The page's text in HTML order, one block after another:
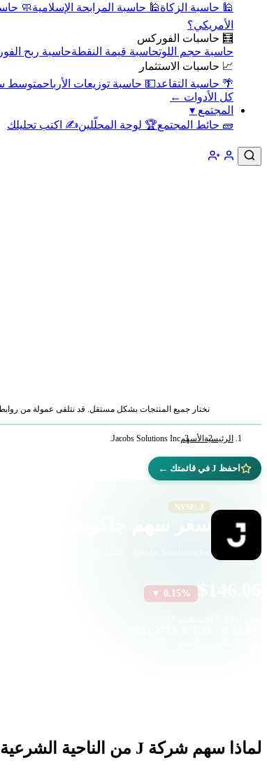
🕌 حاسبة الزكاة🕌 حاسبة المرابحة الإسلامية🧼
الأمريكي؟
🧮 حاسبات الفوركس
حاسبة حجم اللوتحاسبة قيمة النقطةحاسبة ربح
📈 حاسبات الاستثمار
🌴 حاسبة التقاعد💵 حاسبة توزيعات الأرباحمتوسط
كل الأدوات ←
المجتمع ▾
🧱 حائط المجتمع🏆 لوحة المحلّلين✍️ اكتب تحليلك
نختار جميع المنتجات بشكل مستقل. قد نتلقى عمولة من روابط
الرئيسية الأسهمJacobs Solutions Inc.
احفظ J في قائمتك ←
NYSE: J
Jacobs Solutions Inc. · الصناعات · بورصة نيويورك
▼ 0.15%
لماذا سهم شركة J من الناحية الشرعية غير محدد؟